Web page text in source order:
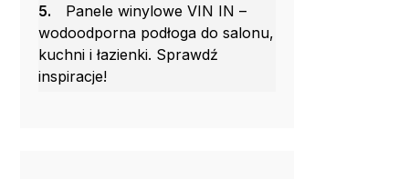
5.
Panele winylowe VIN IN –
wodoodporna podłoga do salonu,
kuchni i łazienki. Sprawdź
inspiracje!